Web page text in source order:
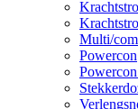
Multi/
Powercon